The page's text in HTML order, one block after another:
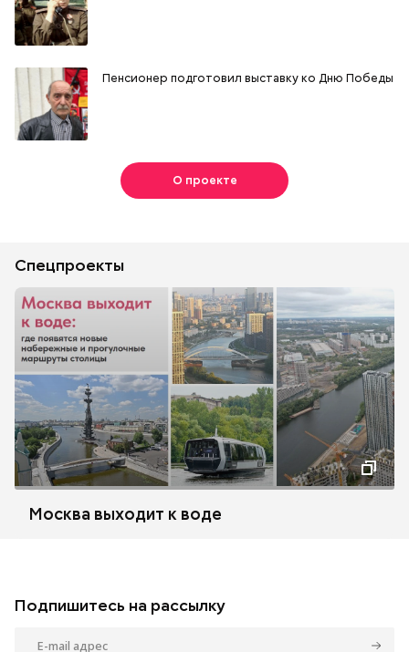
Пенсионер подготовил выставку ко Дню Победы
О проекте
Спецпроекты
Москва выходит к воде
Подпишитесь на рассылку